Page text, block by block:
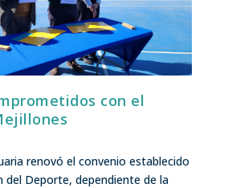
con el
renovó el convenio establecido
del Deporte, dependiente de la